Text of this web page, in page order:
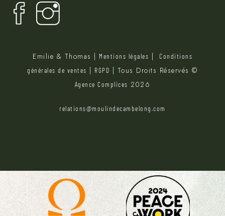
Emilie & Thomas | Mentions légales | Conditions
générales de ventes | RGPD | Tous Droits Réservés ©
Agence Complices 2026
relations@moulindecambelong.com